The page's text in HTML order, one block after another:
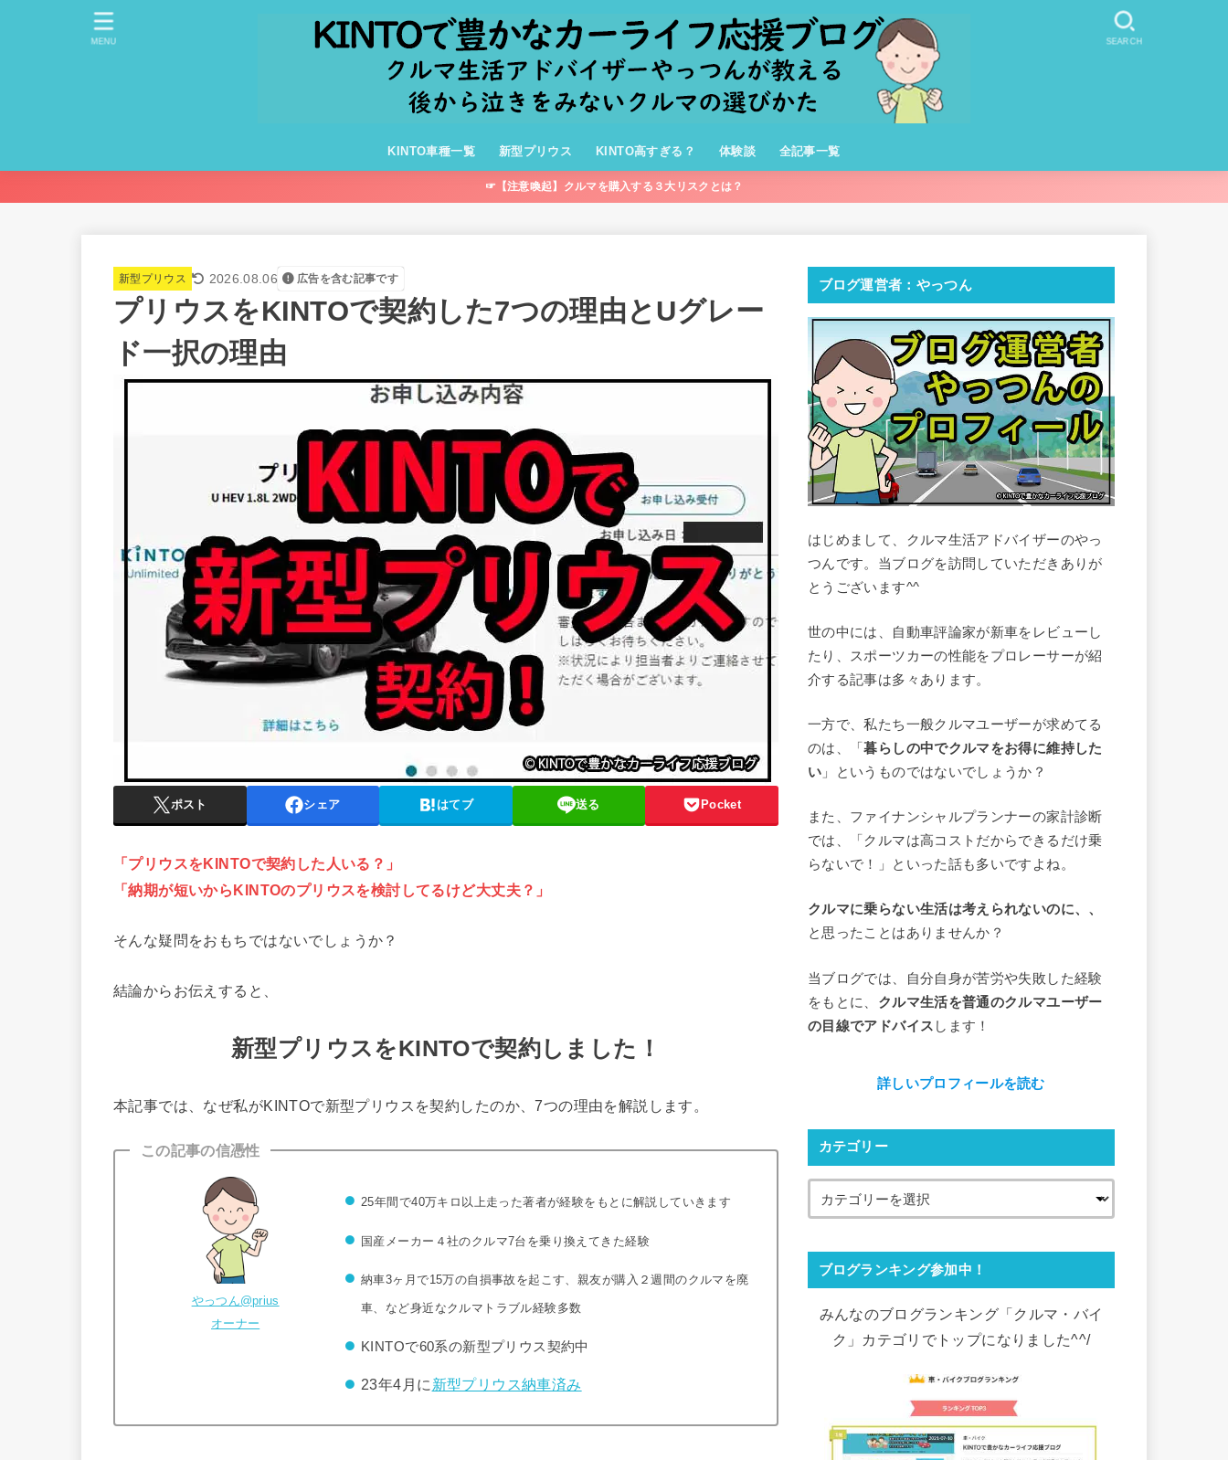
KINTO車種一覧 新型プリウス KINTO高すぎる？ 体験談 全記事一覧
SEARCH
MENU
☞【注意喚起】クルマを購入する３大リスクとは？
新型プリウス 2026.08.06 広告を含む記事です
プリウスをKINTOで契約した7つの理由とUグレー
ド一択の理由
ポスト シェア はてブ 送る Pocket
「プリウスをKINTOで契約した人いる？」
「納期が短いからKINTOのプリウスを検討してるけど大丈夫？」
そんな疑問をおもちではないでしょうか？
結論からお伝えすると、
新型プリウスをKINTOで契約しました！
本記事では、なぜ私がKINTOで新型プリウスを契約したのか、7つの理由を解説します。
この記事の信憑性
やっつん@prius
オーナー
25年間で40万キロ以上走った著者が経験をもとに解説していきます
国産メーカー４社のクルマ7台を乗り換えてきた経験
納車3ヶ月で15万の自損事故を起こす、親友が購入２週間のクルマを廃
車、など身近なクルマトラブル経験多数
KINTOで60系の新型プリウス契約中
23年4月に 新型プリウス納車済み
ブログ運営者：やっつん
はじめまして、クルマ生活アドバイザーのやっ
つんです。当ブログを訪問していただきありが
とうございます^^
世の中には、自動車評論家が新車をレビューし
たり、スポーツカーの性能をプロレーサーが紹
介する記事は多々あります。
一方で、私たち一般クルマユーザーが求めてる
のは、「暮らしの中でクルマをお得に維持した
い 」というものではないでしょうか？
また、ファイナンシャルプランナーの家計診断
では、「クルマは高コストだからできるだけ乗
らないで！」といった話も多いですよね。
クルマに乗らない生活は考えられないのに、、
と思ったことはありませんか？
当ブログでは、自分自身が苦労や失敗した経験
をもとに、 クルマ生活を普通のクルマユーザー
の目線でアドバイス します！
詳しいプロフィールを読む
カテゴリー
ブログランキング参加中！
みんなのブログランキング「クルマ・バイ
ク」カテゴリでトップになりました^^/